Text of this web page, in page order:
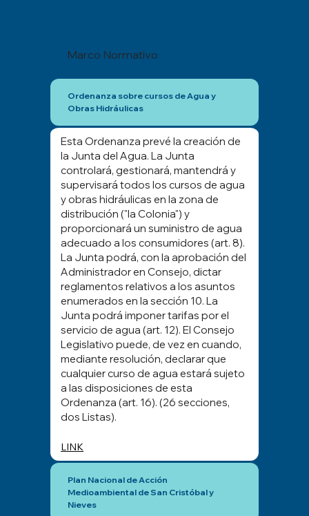
Marco Normativo
Ordenanza sobre cursos de Agua y
Obras Hidráulicas
Esta Ordenanza prevé la creación de
la Junta del Agua. La Junta
controlará, gestionará, mantendrá y
supervisará todos los cursos de agua
y obras hidráulicas en la zona de
distribución ("la Colonia") y
proporcionará un suministro de agua
adecuado a los consumidores (art. 8).
La Junta podrá, con la aprobación del
Administrador en Consejo, dictar
reglamentos relativos a los asuntos
enumerados en la sección 10. La
Junta podrá imponer tarifas por el
servicio de agua (art. 12). El Consejo
Legislativo puede, de vez en cuando,
mediante resolución, declarar que
cualquier curso de agua estará sujeto
a las disposiciones de esta
Ordenanza (art. 16). (26 secciones,
dos Listas).
LINK
Plan Nacional de Acción
Medioambiental de San Cristóbal y
Nieves